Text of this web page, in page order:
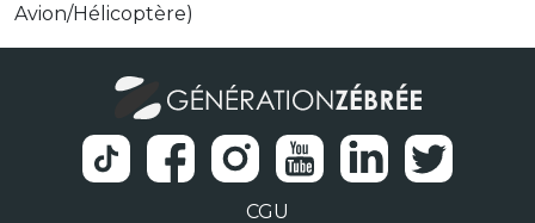
Avion/Hélicoptère)
CGU